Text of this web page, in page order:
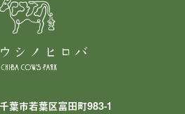
葉市若葉区富田町983-1